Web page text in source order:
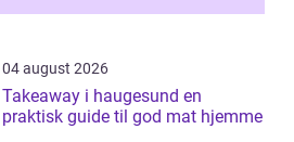
04 august 2026
Takeaway i haugesund en
praktisk guide til god mat hjemme